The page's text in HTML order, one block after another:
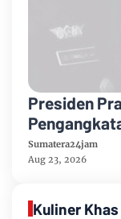
Presiden
Kejaksaan
Sumatera24jam
Aug 23, 2026
Kuliner